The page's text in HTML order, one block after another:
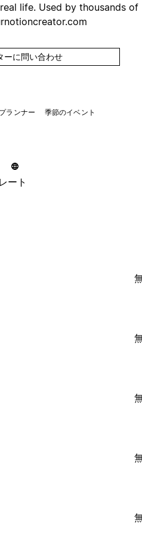
life. Used by thousands of
ーに問い合わせ
ランナー 季節のイベント
ート